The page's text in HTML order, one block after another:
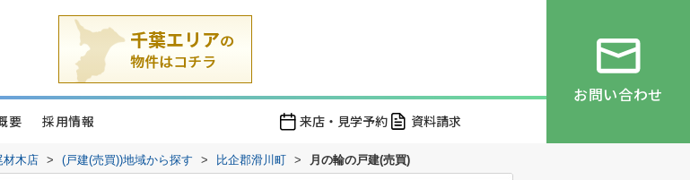
要 採用情報 来店・見学予約 資料請求
お問い合わせ
材木店 > (戸建(売買))地域から探す > 比企郡滑川町 > 月の輪の戸建(売買)